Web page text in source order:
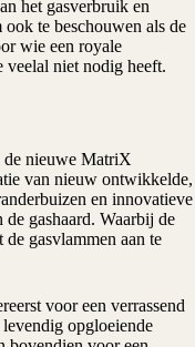
het gasverbruik en
te beschouwen als de
wie een royale
veelal niet nodig heeft.
de nieuwe MatriX
van nieuw ontwikkelde,
en innovatieve
de gashaard. Waarbij de
gasvlammen aan te
voor een verrassend
opgloeiende